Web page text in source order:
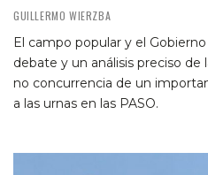
GUILLERMO WIERZBA
El campo popular y el
debate y un análisis preciso de
no concurrencia de un
a las urnas en las PASO.